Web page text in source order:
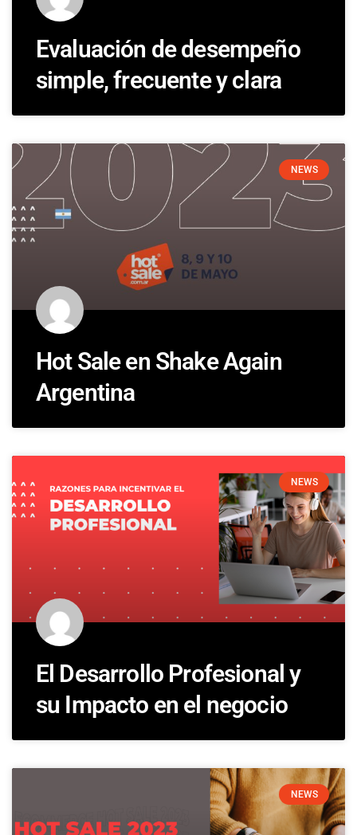
Evaluación de desempeño
simple, frecuente y clara
NEWS
Hot Sale en Shake Again
Argentina
NEWS
El Desarrollo Profesional y
su Impacto en el negocio
NEWS